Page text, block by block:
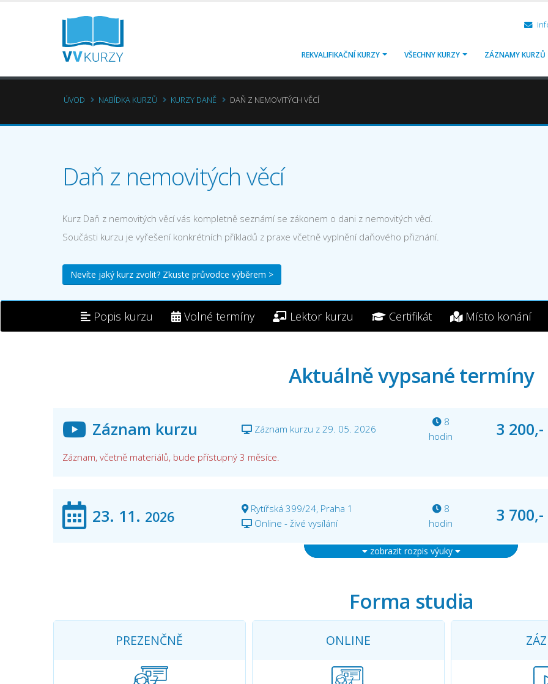
REKVALIFIKAČNÍ KURZY VŠECHNY KURZY ZÁZNAMY KURZŮ
ÚVOD NABÍDKA KURZŮ KURZY DANĚ DAŇ Z NEMOVITÝCH VĚCÍ
Daň z nemovitých věcí
Kurz Daň z nemovitých věcí vás kompletně seznámí se zákonem o dani z nemovitých věcí.
Součásti kurzu je vyřešení konkrétních příkladů z praxe včetně vyplnění daňového přiznání.
Nevíte jaký kurz zvolit? Zkuste průvodce výběrem >
Popis kurzu Volné termíny Lektor kurzu Certifikát Místo konání
Aktuálně vypsané termíny
Záznam kurzu Záznam kurzu z 29. 05. 2026
8
hodin
3 200,-
Záznam, včetně materiálů, bude přístupný 3 měsíce.
23. 11. 2026
Rytířská 399/24, Praha 1
Online - živé vysílání
8
hodin
3 700,-
zobrazit rozpis výuky
Forma studia
PREZENČNĚ ONLINE